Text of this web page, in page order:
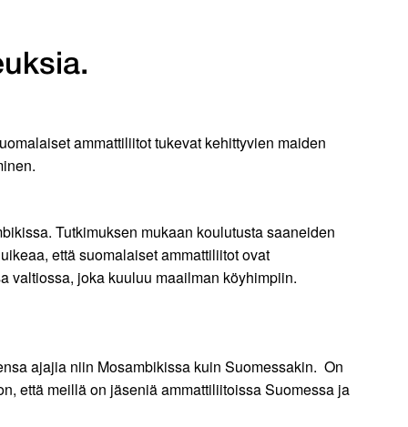
ammattiliitot tukevat kehittyvien maiden
Tutkimuksen mukaan koulutusta saaneiden
että suomalaiset ammattiliitot ovat
valtiossa, joka kuuluu maailman köyhimpiin.
ajajia niin Mosambikissa kuin Suomessakin. On
että meillä on jäseniä ammattiliitoissa Suomessa ja